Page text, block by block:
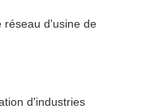
réseau d'usine de
d'industries